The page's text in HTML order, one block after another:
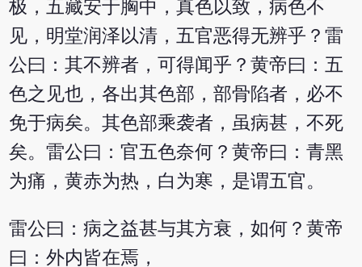
极，五藏安于胸中，真色以致，病色不
见，明堂润泽以清，五官恶得无辨乎？雷
公曰：其不辨者，可得闻乎？黄帝曰：五
色之见也，各出其色部，部骨陷者，必不
免于病矣。其色部乘袭者，虽病甚，不死
矣。雷公曰：官五色奈何？黄帝曰：青黑
为痛，黄赤为热，白为寒，是谓五官。
雷公曰：病之益甚与其方衰，如何？黄帝
曰：外内皆在焉，